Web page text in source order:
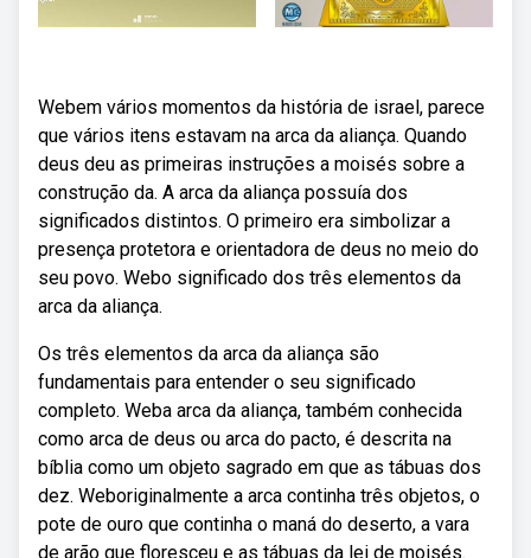
Webem vários momentos da história de israel, parece
que vários itens estavam na arca da aliança. Quando
deus deu as primeiras instruções a moisés sobre a
construção da. A arca da aliança possuía dos
significados distintos. O primeiro era simbolizar a
presença protetora e orientadora de deus no meio do
seu povo. Webo significado dos três elementos da
arca da aliança.
Os três elementos da arca da aliança são
fundamentais para entender o seu significado
completo. Weba arca da aliança, também conhecida
como arca de deus ou arca do pacto, é descrita na
bíblia como um objeto sagrado em que as tábuas dos
dez. Weboriginalmente a arca continha três objetos, o
pote de ouro que continha o maná do deserto, a vara
de arão que floresceu e as tábuas da lei de moisés.